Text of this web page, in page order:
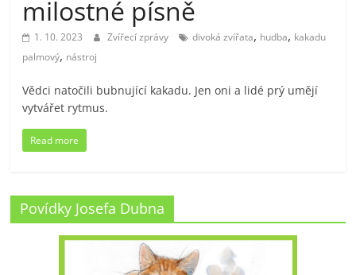
milostné písně
1. 10. 2023 Zvířecí zprávy divoká zvířata, hudba, kakadu
palmový, nástroj
Vědci natočili bubnující kakadu. Jen oni a lidé prý umějí
vytvářet rytmus.
Read more
Povídky Josefa Dubna